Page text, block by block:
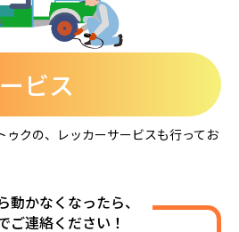
ビス
ゥクの、レッカーサービスも行ってお
動かなくなったら、
ご連絡ください！